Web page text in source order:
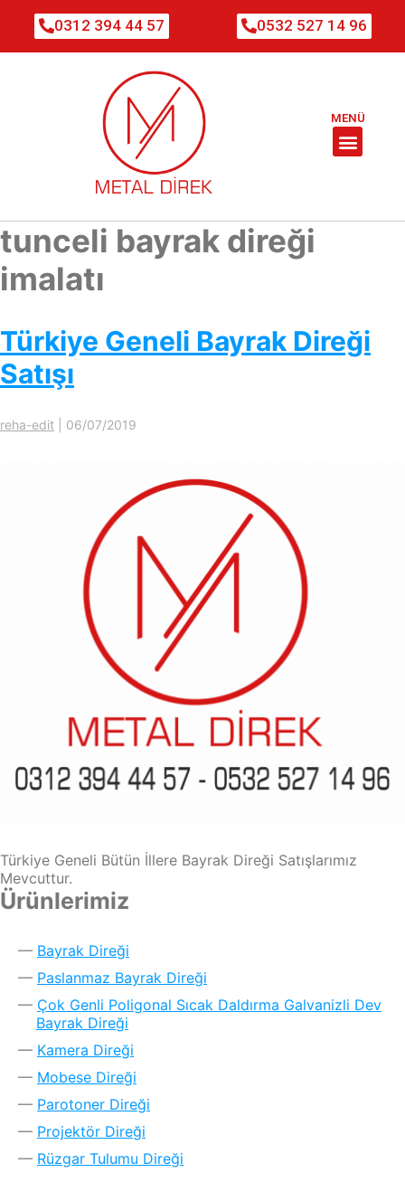
0312 394 44 57 0532 527 14 96
MENÜ
tunceli bayrak direği
imalatı
Türkiye Geneli Bayrak Direği
Satışı
reha-edit 06/07/2019
Türkiye Geneli Bütün İllere Bayrak Direği Satışlarımız
Mevcuttur.
Ürünlerimiz
Bayrak Direği
Paslanmaz Bayrak Direği
Çok Genli Poligonal Sıcak Daldırma Galvanizli Dev
Bayrak Direği
Kamera Direği
Mobese Direği
Parotoner Direği
Projektör Direği
Rüzgar Tulumu Direği